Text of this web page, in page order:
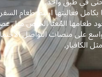
فعاليتها ارتبط طعام
طعامها المُعبَّأ الخاص مثل
على منصات التواصل
الكافيار.